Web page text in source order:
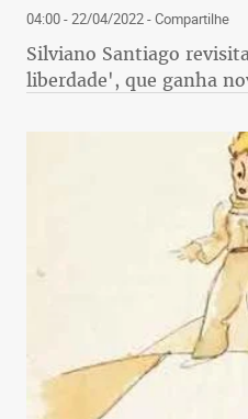
04:00 - 22/04/2022- Compartilhe
Silviano Santiago
liberdade', que ganha